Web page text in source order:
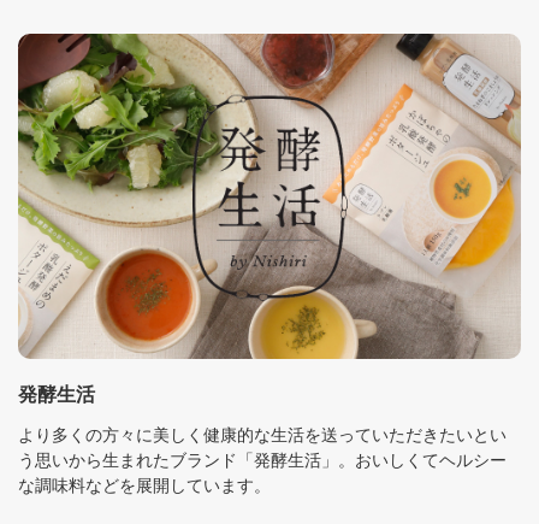
発酵生活
より多くの方々に美しく健康的な生活を送っていただきたいとい
う思いから生まれたブランド「発酵生活」。おいしくてヘルシー
な調味料などを展開しています。